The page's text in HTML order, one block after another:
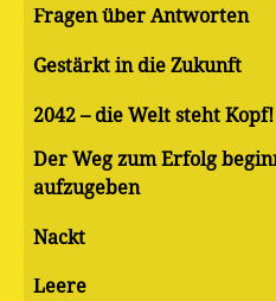
Fragen über Antworten
Gestärkt in die Zukunft
2042 – die Welt steht Kopf!
Der Weg zum Erfolg
aufzugeben
Nackt
Leere